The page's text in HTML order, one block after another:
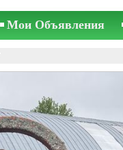
Мои Объявления